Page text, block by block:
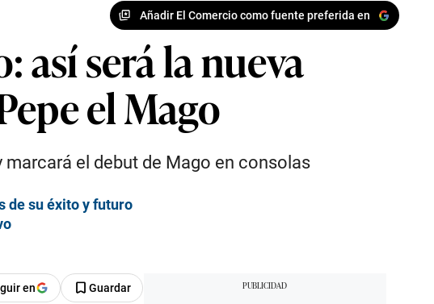
Añadir El Comercio como fuente preferida en
así será la nueva
el Mago
marcará el debut de Mago en consolas
de su éxito y futuro
en Guardar